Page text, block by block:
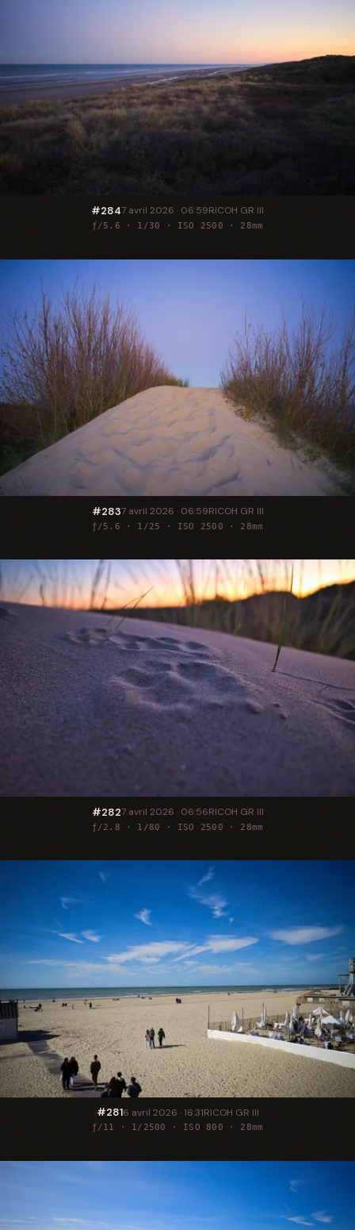
#2847 avril 2026 · 06:59RICOH GR III
ƒ/5.6 · 1/30 · ISO 2500 · 28mm
#2837 avril 2026 · 06:59RICOH GR III
ƒ/5.6 · 1/25 · ISO 2500 · 28mm
#2827 avril 2026 · 06:56RICOH GR III
ƒ/2.8 · 1/80 · ISO 2500 · 28mm
#2816 avril 2026 · 16:31RICOH GR III
ƒ/11 · 1/2500 · ISO 800 · 28mm